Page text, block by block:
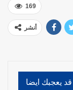
169
أنشر
قد يعجبك ايضا